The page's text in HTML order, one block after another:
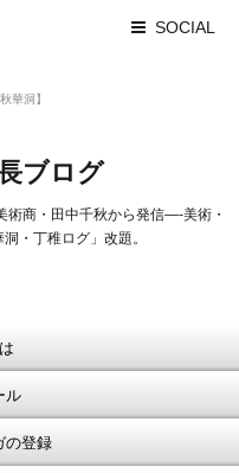
SOCIAL
華洞】
ブログ
術商・田中千秋から発信—-美術・
・丁稚ログ」改題。
ル
の登録